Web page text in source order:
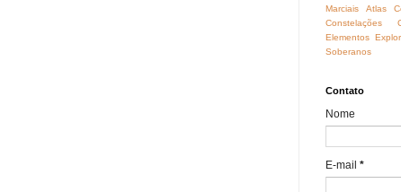
Marciais
Atlas
Constelações
Elementos
Soberanos
Contato
Nome
E-mail *